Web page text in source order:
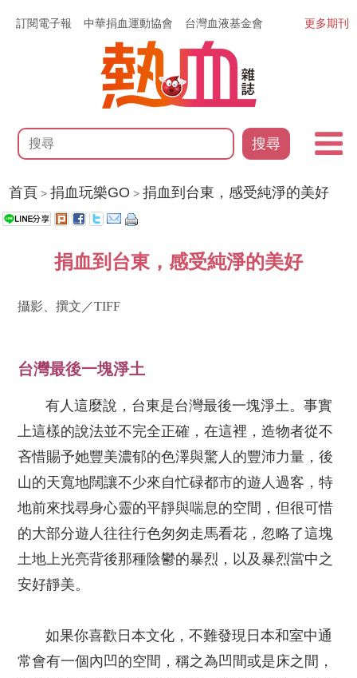
訂閱電子報 中華捐血運動協會 台灣血液基金會
搜尋
更多期刊
首頁 >捐血玩樂GO >捐血到台東，感受純淨的美好
捐血到台東，感受純淨的美好
攝影、撰文／TIFF
台灣最後一塊淨土
有人這麼說，台東是台灣最後一塊淨土。事實
上這樣的說法並不完全正確，在這裡，造物者從不
吝惜賜予她豐美濃郁的色澤與驚人的豐沛力量，後
山的天寬地闊讓不少來自忙碌都市的遊人過客，特
地前來找尋身心靈的平靜與喘息的空間，但很可惜
的大部分遊人往往行色匆匆走馬看花，忽略了這塊
土地上光亮背後那種陰鬱的暴烈，以及暴烈當中之
安好靜美。
如果你喜歡日本文化，不難發現日本和室中通
常會有一個內凹的空間，稱之為凹間或是床之間，